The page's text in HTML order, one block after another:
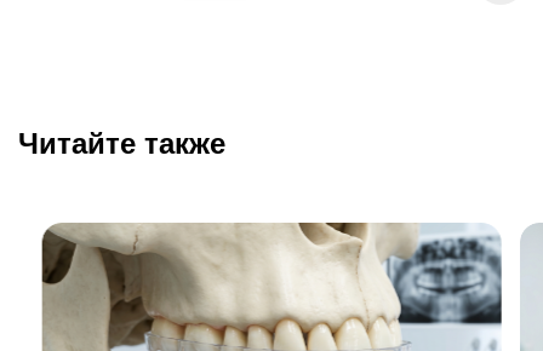
Читайте также